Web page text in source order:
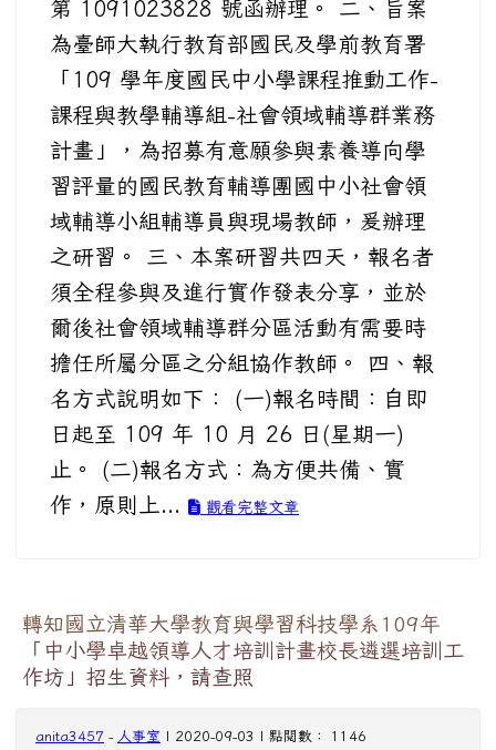
第 1091023828 號函辦理。 二、旨案
為臺師大執行教育部國民及學前教育署
「109 學年度國民中小學課程推動工作-
課程與教學輔導組-社會領域輔導群業務
計畫」，為招募有意願參與素養導向學
習評量的國民教育輔導團國中小社會領
域輔導小組輔導員與現場教師，爰辦理
之研習。 三、本案研習共四天，報名者
須全程參與及進行實作發表分享，並於
爾後社會領域輔導群分區活動有需要時
擔任所屬分區之分組協作教師。 四、報
名方式說明如下： (一)報名時間：自即
日起至 109 年 10 月 26 日(星期一)
止。 (二)報名方式：為方便共備、實
作，原則上...
觀看完整文章
轉知國立清華大學教育與學習科技學系109年
「中小學卓越領導人才培訓計畫校長遴選培訓工
作坊」招生資料，請查照
anita3457 - 人事室 | 2020-09-03 | 點閱數： 1146